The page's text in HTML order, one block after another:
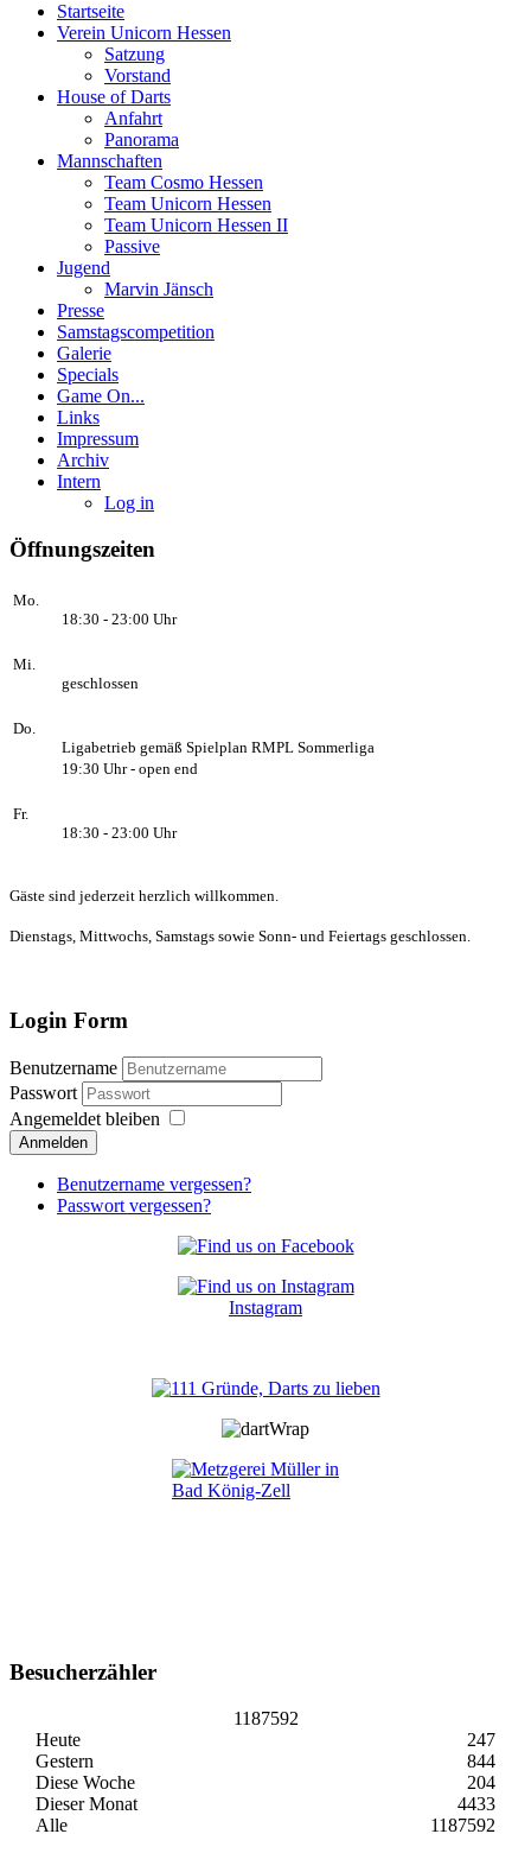
Startseite
Verein Unicorn Hessen
Satzung
Vorstand
House of Darts
Anfahrt
Panorama
Mannschaften
Team Cosmo Hessen
Team Unicorn Hessen
Team Unicorn Hessen II
Passive
Jugend
Marvin Jänsch
Presse
Samstagscompetition
Galerie
Specials
Game On...
Links
Impressum
Archiv
Intern
Log in
Öffnungszeiten
Mo.
18:30 - 23:00 Uhr
Mi.
geschlossen
Do.
Ligabetrieb gemäß Spielplan RMPL Sommerliga
19:30 Uhr - open end
Fr.
18:30 - 23:00 Uhr
Gäste sind jederzeit herzlich willkommen.
Dienstags, Mittwochs, Samstags sowie Sonn- und Feiertags geschlossen.
Login Form
Benutzername
Passwort
Angemeldet bleiben
Anmelden
Benutzername vergessen?
Passwort vergessen?
Instagram
Besucherzähler
1187592
Heute
247
Gestern
844
Diese Woche
204
Dieser Monat
4433
Alle
1187592